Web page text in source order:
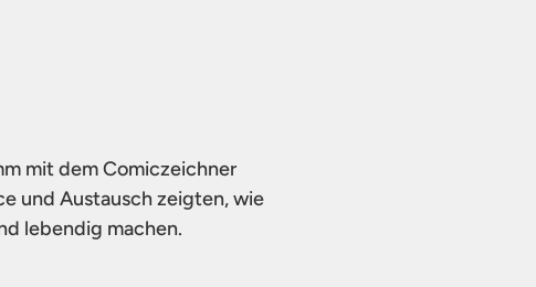
mit dem Comiczeichner
und Austausch zeigten, wie
lebendig machen.